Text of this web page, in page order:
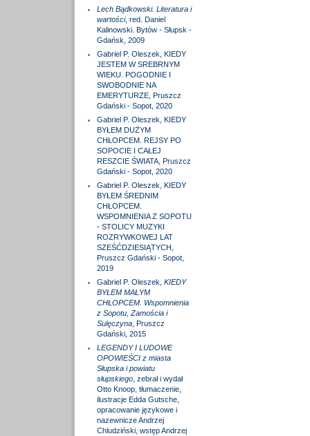
Lech Bądkowski. Literatura i
wartości, red. Daniel
Kalinowski. Bytów - Słupsk -
Gdańsk, 2009
Gabriel P. Oleszek, KIEDY
JESTEM W SREBRNYM
WIEKU. POGODNIE I
SWOBODNIE NA
EMERYTURZE, Pruszcz
Gdański - Sopot, 2020
Gabriel P. Oleszek, KIEDY
BYŁEM DUŻYM
CHŁOPCEM. REJSY PO
SOPOCIE I CAŁEJ
RESZCIE ŚWIATA, Pruszcz
Gdański - Sopot, 2020
Gabriel P. Oleszek, KIEDY
BYŁEM ŚREDNIM
CHŁOPCEM.
WSPOMNIENIA Z SOPOTU
- STOLICY MUZYKI
ROZRYWKOWEJ LAT
SZEŚĆDZIESIĄTYCH,
Pruszcz Gdański - Sopot,
2019
Gabriel P. Oleszek, KIEDY
BYŁEM MAŁYM
CHŁOPCEM. Wspomnienia
z Sopotu, Zamościa i
Sulęczyna, Pruszcz
Gdański, 2015
LEGENDY I LUDOWE
OPOWIEŚCI z miasta
Słupska i powiatu
słupskiego, zebrał i wydał
Otto Knoop, tłumaczenie,
ilustracje Edda Gutsche,
opracowanie językowe i
nazewnicze Andrzej
Chludziński, wstęp Andrzej